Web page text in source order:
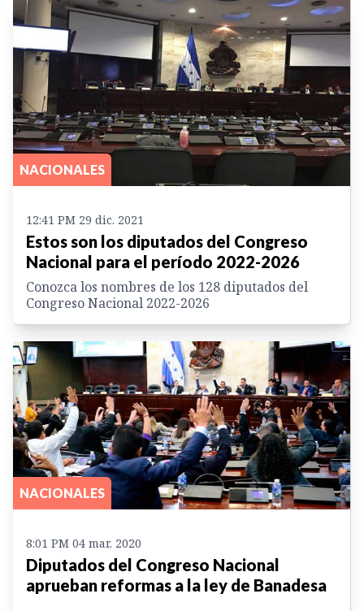
NACIONALES
12:41 PM 29 dic. 2021
Estos son los diputados del Congreso
Nacional para el período 2022-2026
Conozca los nombres de los 128 diputados del
Congreso Nacional 2022-2026
NACIONALES
8:01 PM 04 mar. 2020
Diputados del Congreso Nacional
aprueban reformas a la ley de Banadesa